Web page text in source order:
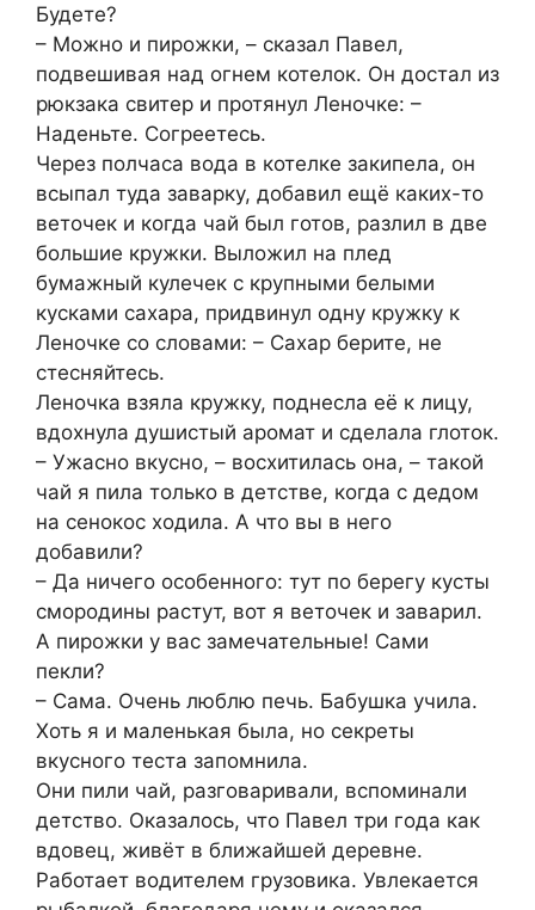
Будете?
– Можно и пирожки, – сказал Павел,
подвешивая над огнем котелок. Он достал из
рюкзака свитер и протянул Леночке: –
Наденьте. Согреетесь.
Через полчаса вода в котелке закипела, он
всыпал туда заварку, добавил ещё каких-то
веточек и когда чай был готов, разлил в две
большие кружки. Выложил на плед
бумажный кулечек с крупными белыми
кусками сахара, придвинул одну кружку к
Леночке со словами: – Сахар берите, не
стесняйтесь.
Леночка взяла кружку, поднесла её к лицу,
вдохнула душистый аромат и сделала глоток.
– Ужасно вкусно, – восхитилась она, – такой
чай я пила только в детстве, когда с дедом
на сенокос ходила. А что вы в него
добавили?
– Да ничего особенного: тут по берегу кусты
смородины растут, вот я веточек и заварил.
А пирожки у вас замечательные! Сами
пекли?
– Сама. Очень люблю печь. Бабушка учила.
Хоть я и маленькая была, но секреты
вкусного теста запомнила.
Они пили чай, разговаривали, вспоминали
детство. Оказалось, что Павел три года как
вдовец, живёт в ближайшей деревне.
Работает водителем грузовика. Увлекается